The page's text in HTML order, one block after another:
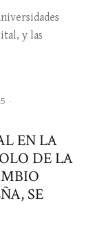
y las
·
EN LA
DE LA
SE